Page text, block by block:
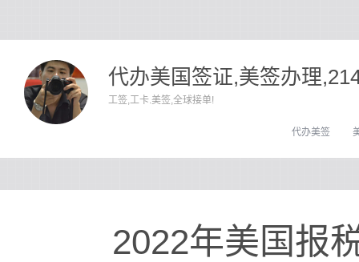
代办美国签证,美签办理
工签,工卡.美签,全球接单!
代办美签
2022年美国报